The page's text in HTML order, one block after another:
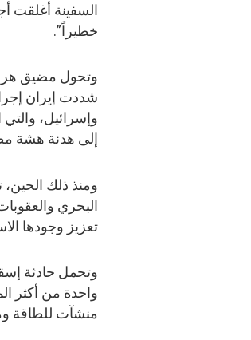
السفينة أغلقت
خطيراً”.
وتحول مضيق هرمز
شددت إيران
وإسرائيل،
إلى هدنة هشة
ومنذ ذلك
البحري
تعزيز وجودها
وتحمل حادثة
واحدة من أكثر
منشآت للطاقة